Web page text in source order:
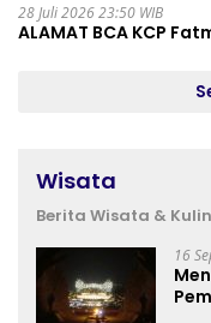
28 Juli 2026 23:50 WIB
ALAMAT BCA KCP
Wisata
Berita Wisata &
16